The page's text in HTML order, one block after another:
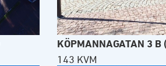
KÖPMANNAGATAN 3 B
143 KVM